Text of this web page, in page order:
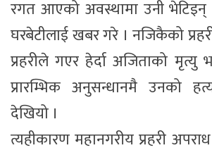
रगत आएको अवस्थामा उनी
घरबेटीलाई खबर गरे । नजिकैको
प्रहरीले गएर हेर्दा अजिताको मृत्यु
प्रारम्भिक अनुसन्धानमै उनको
देखियो ।
त्यहीकारण महानगरीय प्रहरी